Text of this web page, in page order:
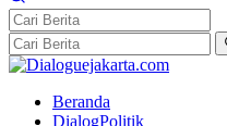
Beranda
DialogPolitik